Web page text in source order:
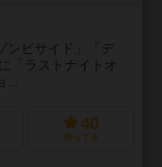
ンビサイド」「デ
「ラストナイトオ
...
40
持ってる